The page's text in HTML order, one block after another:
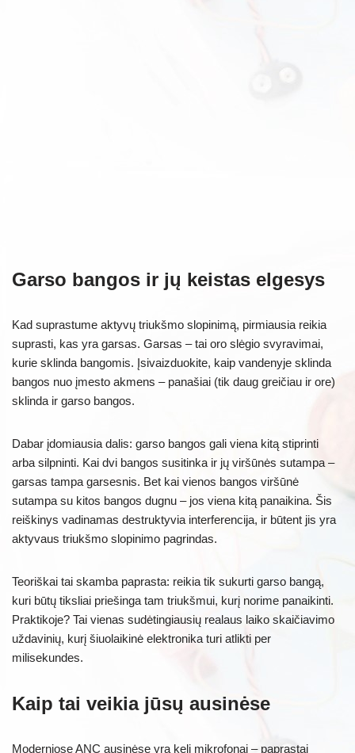
Garso bangos ir jų keistas elgesys
Kad suprastume aktyvų triukšmo slopinimą, pirmiausia reikia
suprasti, kas yra garsas. Garsas – tai oro slėgio svyravimai,
kurie sklinda bangomis. Įsivaizduokite, kaip vandenyje sklinda
bangos nuo įmesto akmens – panašiai (tik daug greičiau ir ore)
sklinda ir garso bangos.
Dabar įdomiausia dalis: garso bangos gali viena kitą stiprinti
arba silpninti. Kai dvi bangos susitinka ir jų viršūnės sutampa –
garsas tampa garsesnis. Bet kai vienos bangos viršūnė
sutampa su kitos bangos dugnu – jos viena kitą panaikina. Šis
reiškinys vadinamas destruktyvia interferencija, ir būtent jis yra
aktyvaus triukšmo slopinimo pagrindas.
Teoriškai tai skamba paprasta: reikia tik sukurti garso bangą,
kuri būtų tiksliai priešinga tam triukšmui, kurį norime panaikinti.
Praktikoje? Tai vienas sudėtingiausių realaus laiko skaičiavimo
uždavinių, kurį šiuolaikinė elektronika turi atlikti per
milisekundes.
Kaip tai veikia jūsų ausinėse
Moderniose ANC ausinėse yra keli mikrofonai – paprastai